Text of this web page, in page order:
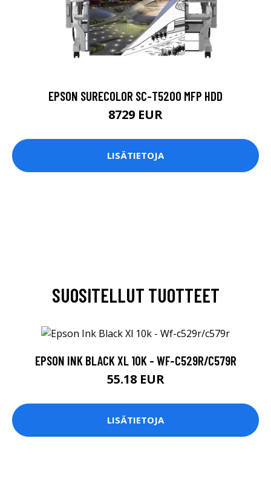
EPSON SURECOLOR SC-T5200 MFP HDD
8729 EUR
LISÄTIETOJA
SUOSITELLUT TUOTTEET
EPSON INK BLACK XL 10K - WF-C529R/C579R
55.18 EUR
LISÄTIETOJA